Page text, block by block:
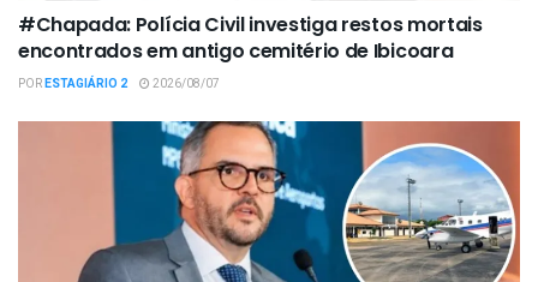
#Chapada: Polícia Civil investiga restos mortais
encontrados em antigo cemitério de Ibicoara
PORESTAGIÁRIO 2 2026/08/07